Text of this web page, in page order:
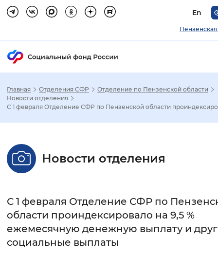
En
Пензенская
Настройка режима отображения
Стандартный Увеличенный
С засечками
Интервал между буквами
Главная Отделения СФР
Отделение по Пензенской области
Новости отделения
С 1 февраля Отделение СФР по Пензенской области
Новости отделения
С 1 февраля Отделение СФР по
области проиндексировало на 9,5 %
ежемесячную денежную выплату и
социальные выплаты